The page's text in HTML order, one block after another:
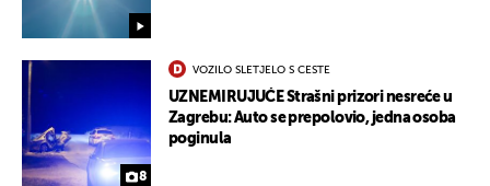
8
VOZILO SLETJELO S CESTE
UZNEMIRUJUĆE Strašni prizori nesreće u
Zagrebu: Auto se prepolovio, jedna osoba
poginula